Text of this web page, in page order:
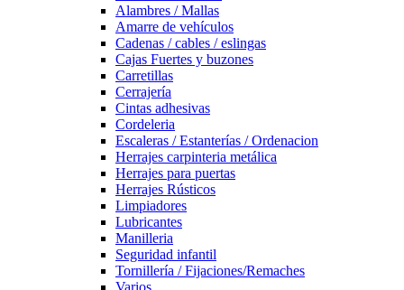
Alambres / Mallas
Amarre de vehículos
Cadenas / cables / eslingas
Cajas Fuertes y buzones
Carretillas
Cerrajería
Cintas adhesivas
Cordeleria
Escaleras / Estanterías / Ordenacion
Herrajes carpinteria metálica
Herrajes para puertas
Herrajes Rústicos
Limpiadores
Lubricantes
Manilleria
Seguridad infantil
Tornillería / Fijaciones/Remaches
Varios